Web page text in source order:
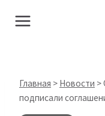
Главная > Новости >
подписали